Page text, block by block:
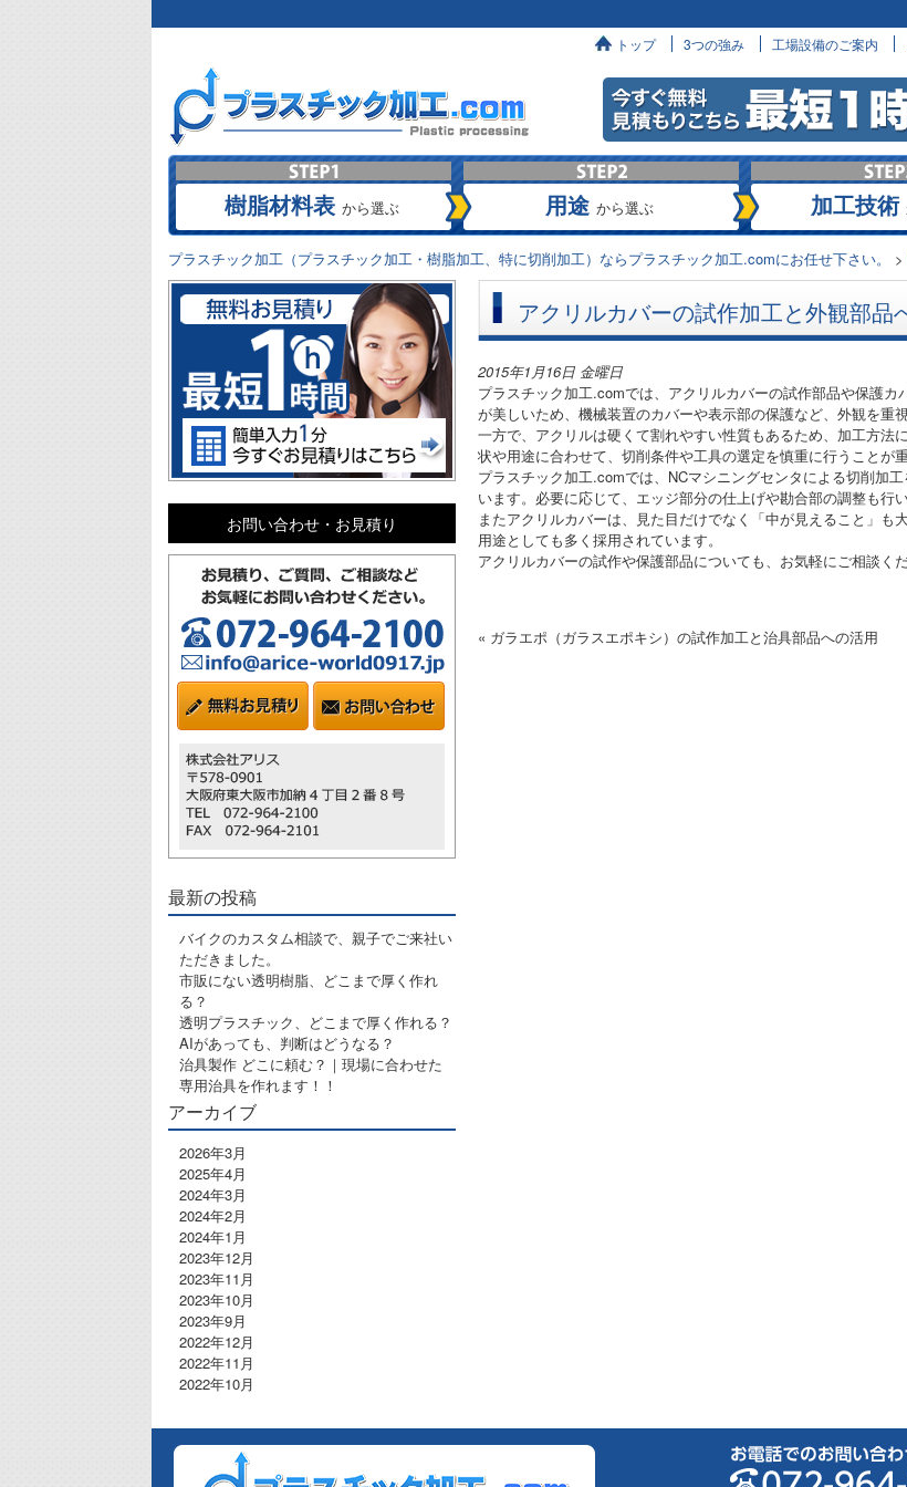
トップ 3つの強み 工場設備のご案内
樹脂材料表 から選ぶ 用途 から選ぶ 加工技術
プラスチック加工（プラスチック加工・樹脂加工、特に切削加工）ならプラスチック加工.comにお任せ下さい。 >
アクリルカバーの試作加工と外観部品
2015年1月16日 金曜日
プラスチック加工.comでは、アクリルカバーの試作部品や保護
が美しいため、機械装置のカバーや表示部の保護など、外観を重
一方で、アクリルは硬くて割れやすい性質もあるため、加工方
状や用途に合わせて、切削条件や工具の選定を慎重に行うことが重
プラスチック加工.comでは、NCマシニングセンタによる切削加
います。必要に応じて、エッジ部分の仕上げや勘合部の調整も行
またアクリルカバーは、見た目だけでなく「中が見えること」
用途としても多く採用されています。
アクリルカバーの試作や保護部品についても、お気軽にご相談くだ
« ガラエポ（ガラスエポキシ）の試作加工と治具部品への活用
お問い合わせ・お見積り
最新の投稿
バイクのカスタム相談で、親子でご来社い
ただきました。
市販にない透明樹脂、どこまで厚く作れ
る？
透明プラスチック、どこまで厚く作れる？
AIがあっても、判断はどうなる？
治具製作 どこに頼む？｜現場に合わせた
専用治具を作れます！！
アーカイブ
2026年3月
2025年4月
2024年3月
2024年2月
2024年1月
2023年12月
2023年11月
2023年10月
2023年9月
2022年12月
2022年11月
2022年10月